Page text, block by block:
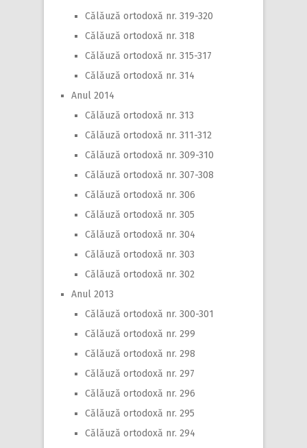
Călăuză ortodoxă nr. 319-320
Călăuză ortodoxă nr. 318
Călăuză ortodoxă nr. 315-317
Călăuză ortodoxă nr. 314
Anul 2014
Călăuză ortodoxă nr. 313
Călăuză ortodoxă nr. 311-312
Călăuză ortodoxă nr. 309-310
Călăuză ortodoxă nr. 307-308
Călăuză ortodoxă nr. 306
Călăuză ortodoxă nr. 305
Călăuză ortodoxă nr. 304
Călăuză ortodoxă nr. 303
Călăuză ortodoxă nr. 302
Anul 2013
Călăuză ortodoxă nr. 300-301
Călăuză ortodoxă nr. 299
Călăuză ortodoxă nr. 298
Călăuză ortodoxă nr. 297
Călăuză ortodoxă nr. 296
Călăuză ortodoxă nr. 295
Călăuză ortodoxă nr. 294